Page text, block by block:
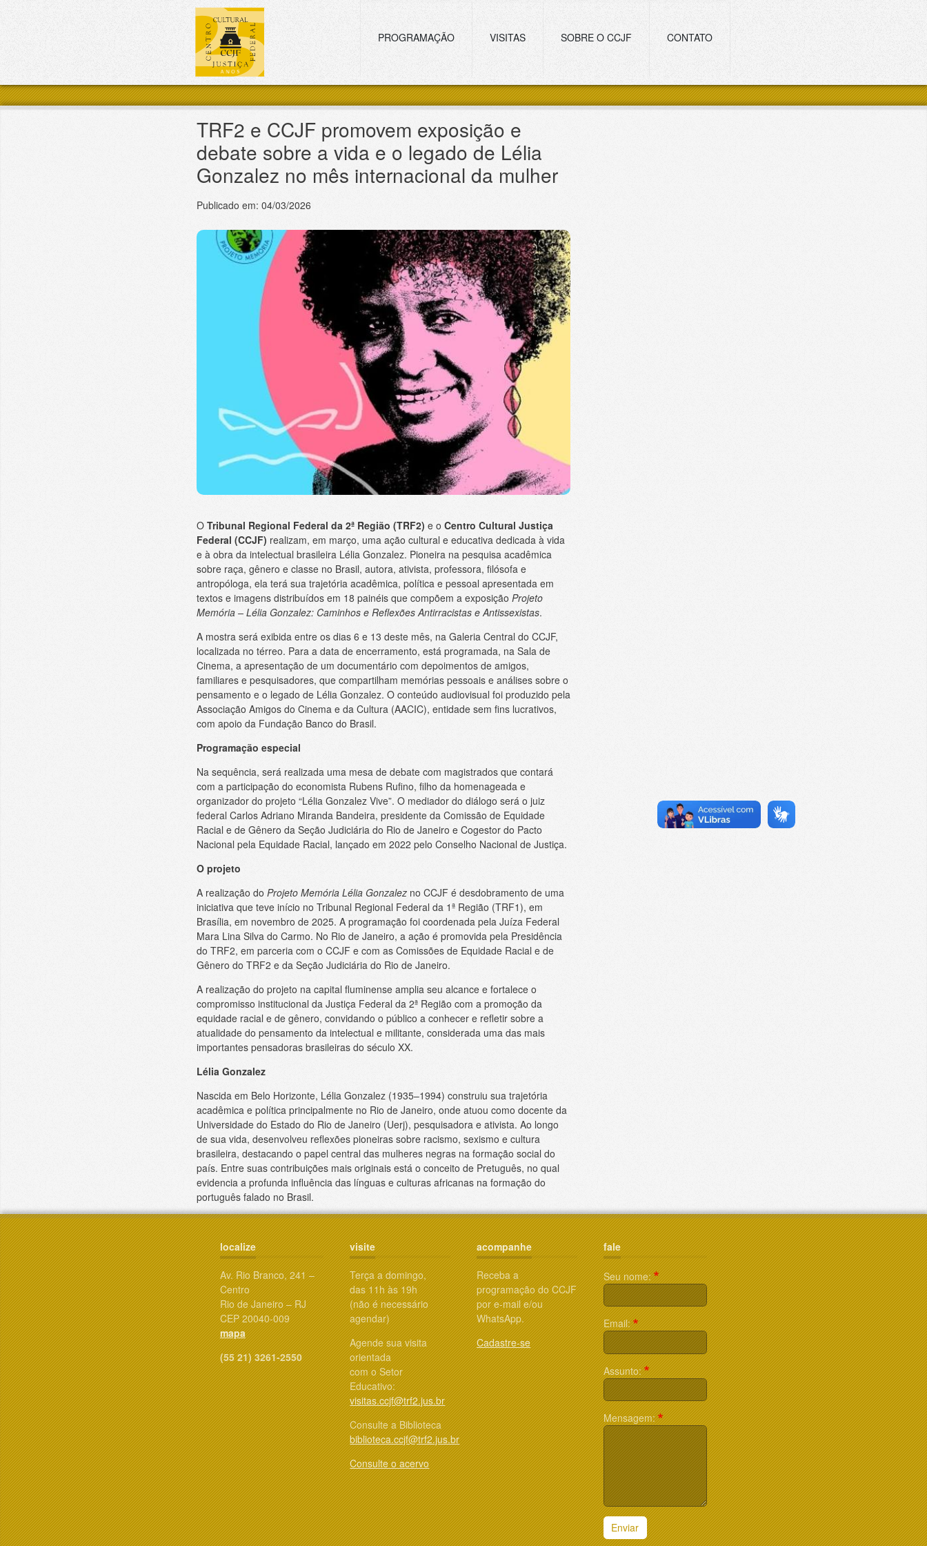
PROGRAMAÇÃO VISITAS SOBRE O CCJF CONTATO
TRF2 e CCJF promovem exposição e
debate sobre a vida e o legado de Lélia
Gonzalez no mês internacional da mulher
Publicado em: 04/03/2026
O Tribunal Regional Federal da 2ª Região (TRF2) e o Centro Cultural Justiça
Federal (CCJF) realizam, em março, uma ação cultural e educativa dedicada à vida
e à obra da intelectual brasileira Lélia Gonzalez. Pioneira na pesquisa acadêmica
sobre raça, gênero e classe no Brasil, autora, ativista, professora, filósofa e
antropóloga, ela terá sua trajetória acadêmica, política e pessoal apresentada em
textos e imagens distribuídos em 18 painéis que compõem a exposição Projeto
Memória – Lélia Gonzalez: Caminhos e Reflexões Antirracistas e Antissexistas.
A mostra será exibida entre os dias 6 e 13 deste mês, na Galeria Central do CCJF,
localizada no térreo. Para a data de encerramento, está programada, na Sala de
Cinema, a apresentação de um documentário com depoimentos de amigos,
familiares e pesquisadores, que compartilham memórias pessoais e análises sobre o
pensamento e o legado de Lélia Gonzalez. O conteúdo audiovisual foi produzido pela
Associação Amigos do Cinema e da Cultura (AACIC), entidade sem fins lucrativos,
com apoio da Fundação Banco do Brasil.
Programação especial
Na sequência, será realizada uma mesa de debate com magistrados que contará
com a participação do economista Rubens Rufino, filho da homenageada e
organizador do projeto “Lélia Gonzalez Vive”. O mediador do diálogo será o juiz
federal Carlos Adriano Miranda Bandeira, presidente da Comissão de Equidade
Racial e de Gênero da Seção Judiciária do Rio de Janeiro e Cogestor do Pacto
Nacional pela Equidade Racial, lançado em 2022 pelo Conselho Nacional de Justiça.
O projeto
A realização do Projeto Memória Lélia Gonzalezno CCJF é desdobramento de uma
iniciativa que teve início no Tribunal Regional Federal da 1ª Região (TRF1), em
Brasília, em novembro de 2025. A programação foi coordenada pela Juíza Federal
Mara Lina Silva do Carmo. No Rio de Janeiro, a ação é promovida pela Presidência
do TRF2, em parceria com o CCJF e com as Comissões de Equidade Racial e de
Gênero do TRF2 e da Seção Judiciária do Rio de Janeiro.
A realização do projeto na capital fluminense amplia seu alcance e fortalece o
compromisso institucional da Justiça Federal da 2ª Região com a promoção da
equidade racial e de gênero, convidando o público a conhecer e refletir sobre a
atualidade do pensamento da intelectual e militante, considerada uma das mais
importantes pensadoras brasileiras do século XX.
Lélia Gonzalez
Nascida em Belo Horizonte, Lélia Gonzalez (1935–1994) construiu sua trajetória
acadêmica e política principalmente no Rio de Janeiro, onde atuou como docente da
Universidade do Estado do Rio de Janeiro (Uerj), pesquisadora e ativista. Ao longo
de sua vida, desenvolveu reflexões pioneiras sobre racismo, sexismo e cultura
brasileira, destacando o papel central das mulheres negras na formação social do
país. Entre suas contribuições mais originais está o conceito de Pretuguês, no qual
evidencia a profunda influência das línguas e culturas africanas na formação do
português falado no Brasil.
localize
Av. Rio Branco, 241 –
Centro
Rio de Janeiro – RJ
CEP 20040-009
mapa
(55 21) 3261-2550
visite
Terça a domingo,
das 11h às 19h
(não é necessário
agendar)
Agende sua visita
orientada
com o Setor
Educativo:
visitas.ccjf@trf2.jus.br
Consulte a Biblioteca
biblioteca.ccjf@trf2.jus.br
Consulte o acervo
acompanhe
Receba a
programação do CCJF
por e-mail e/ou
WhatsApp.
Cadastre-se
fale
Seu nome:
Email:
Assunto:
Mensagem:
Enviar